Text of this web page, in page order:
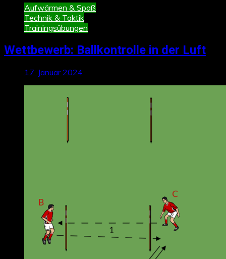
Aufwärmen & Spaß
Technik & Taktik
Trainingsübungen
Wettbewerb: Ballkontrolle in der Luft
17. Januar 2024